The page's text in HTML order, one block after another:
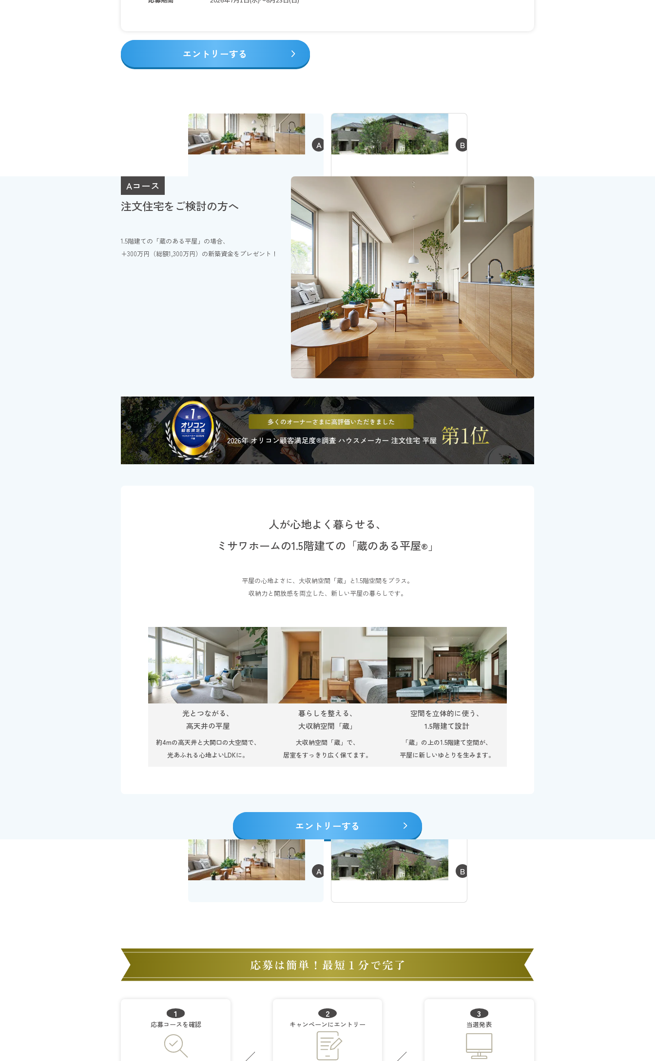
2026年8月27日(木)
※ご当選者へはミサワホームより直接ご連絡いたします。
ミサワホームの新築一戸建商品、賃貸住宅商品、賃貸併用住宅商品、建売住宅
・Bコース建売住宅購入の場合は、当選発表時に販売中で、2026年12月25日(金)までに引渡可能なミサワ
※2×4・特殊建築物(特建)・増改築(リフォーム)は除きます。
応募条件
・ミサワホーム商品をお建ていただける方
・2027年2月28日(日)までに着工していただける方
・ミサワホームの施工エリア内に建築可能な敷地をご用意いただける方
※ミサワホームの施工エリアは沖縄県、及び山間部、離島を除く全国です。
※土地取得予定及び借地の方もご応募できます。
※ご応募および当選時のご契約ともに法人は対象外となります。
・ご応募は1世帯1件とさせていただき、当選権利の譲渡、金銭及び物品への引き換えはできません。
※複数のご応募をされた場合は全て無効とさせていただきます。
・ミサワホームと当選発表前に工事請負契約を締結されている方は応募対象外となります。なお、既に
ミサワホームとご契約されている方が当選された場合は当選権利は無効となります。
・ミサワホームグループ各社の社員及びその家族の方はご応募できません。
・ご当選者は2026年9月30日(水)までにコース確定の上「キャンペーン特典利用申請書」をご提出してい
・建物本体工事以外の屋外給排水工事、屋外電気工事、屋内外ガス工事、基礎補強工事、外構造園工
事、造成費、カーテン工事、照明器具、建築確認申請費、登記費用等の諸費用は別途かかります。
・本企画とミサワホームグループが実施する他の景品企画、限定商品販売を重複してのご利用はできま
せん。
・当選者は本企画特典の額面以上の割引を受けることはできません。
・新築資金贈呈に関わる諸税(一時所得)等は、ご当選者本人の負担となります。
エントリーする
A
の
あ
る
平
B
Aコース
注文住宅をご検討の方へ
1.5階建ての「蔵のある平屋」の場合、
+300万円（総額1,300万円）の新築資金をプレゼント！
人が心地よく暮らせる、
ミサワホームの1.5階建ての 「蔵のある平屋® 」
平屋の心地よさに、大収納空間「蔵」と1.5階空間をプラス。
収納力と開放感を両立した、新しい平屋の暮らしです。
光とつながる、
高天井の平屋
約4mの高天井と大開口の大空間で、
光あふれる心地よいLDKに。
暮らしを整える、
大収納空間「蔵」
大収納空間「蔵」で、
居室をすっきり広く保てます。
空間を立体的に使う、
1.5階建て設計
「蔵」の上の1.5階建て空間が、
平屋に新しいゆとりを生みます。
エントリーする
A
の
あ
る
平
B
1
応募コースを確認
2
キャンペーンにエントリー
3
当選発表